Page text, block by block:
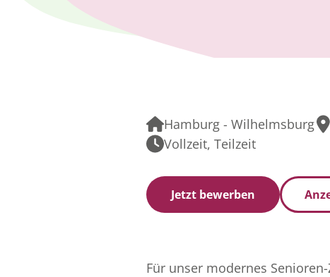
Hamburg - Wilhelmsburg
Vollzeit, Teilzeit
Jetzt bewerben
Für unser modernes